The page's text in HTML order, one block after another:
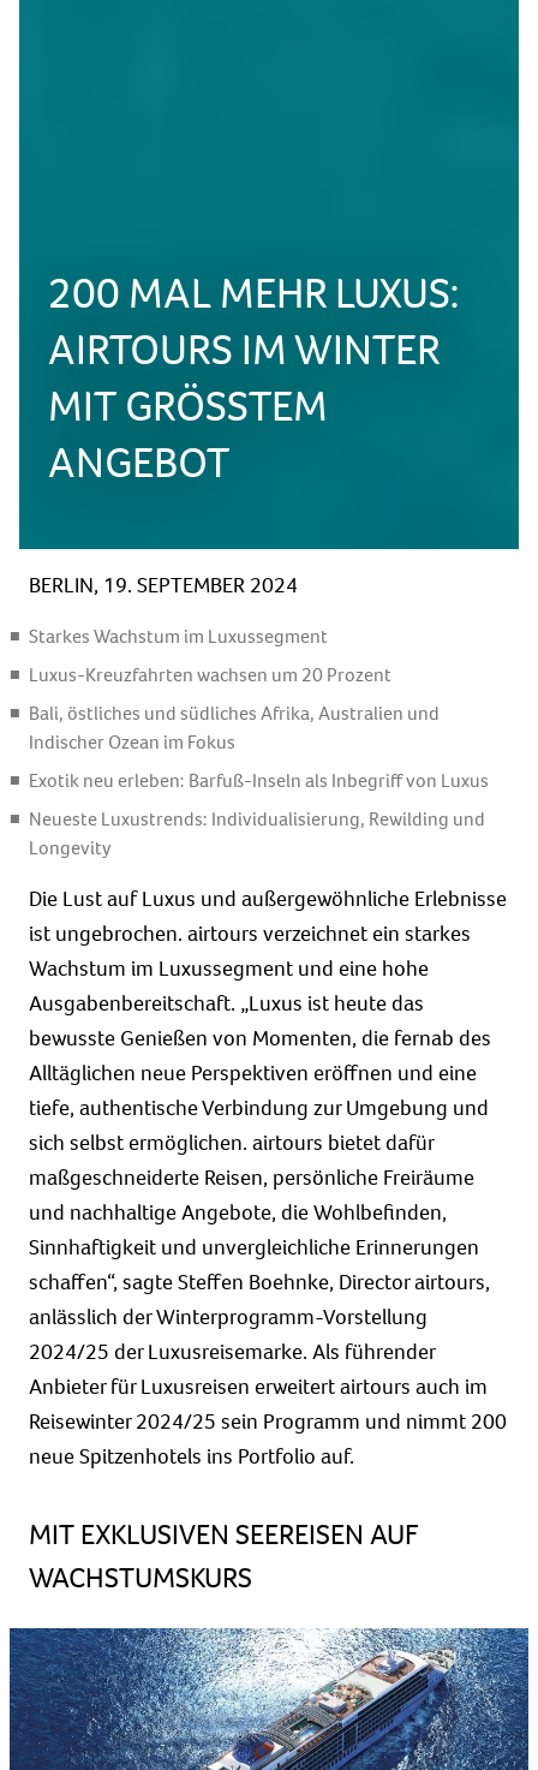
200 MAL MEHR LUXUS:
AIRTOURS IM WINTER
MIT GRÖSSTEM A
NGEBOT
BERLIN, 19. SEPTEMBER 2024
Starkes Wachstum im Luxussegment
Luxus-Kreuzfahrten wachsen um 20 Prozent
Bali, östliches und südliches Afrika, Australien und
Indischer Ozean im Fokus
Exotik neu erleben: Barfuß-Inseln als Inbegriff von Luxus
Neueste Luxustrends: Individualisierung, Rewilding und
Longevity
Die Lust auf Luxus und außergewöhnliche Erlebnisse
ist ungebrochen. airtours verzeichnet ein starkes
Wachstum im Luxussegment und eine hohe
Ausgabenbereitschaft. „Luxus ist heute das
bewusste Genießen von Momenten, die fernab des
Alltäglichen neue Perspektiven eröffnen und eine
tiefe, authentische Verbindung zur Umgebung und
sich selbst ermöglichen. airtours bietet dafür
maßgeschneiderte Reisen, persönliche Freiräume
und nachhaltige Angebote, die Wohlbefinden,
Sinnhaftigkeit und unvergleichliche Erinnerungen
schaffen“, sagte Steffen Boehnke, Director airtours,
anlässlich der Winterprogramm-Vorstellung
2024/25 der Luxusreisemarke. Als führender
Anbieter für Luxusreisen erweitert airtours auch im
Reisewinter 2024/25 sein Programm und nimmt 200
neue Spitzenhotels ins Portfolio auf.
MIT EXKLUSIVEN SEEREISEN AUF
WACHSTUMSKURS